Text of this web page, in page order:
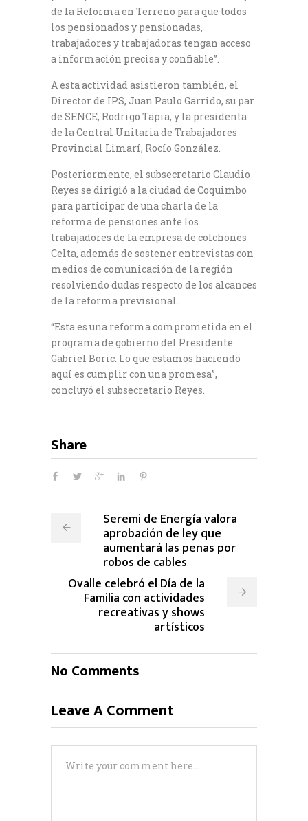
de la Reforma en Terreno para que todos
los pensionados y pensionadas,
trabajadores y trabajadoras tengan acceso
a información precisa y confiable”.
A esta actividad asistieron también, el
Director de IPS, Juan Paulo Garrido, su par
de SENCE, Rodrigo Tapia, y la presidenta
de la Central Unitaria de Trabajadores
Provincial Limarí, Rocío González.
Posteriormente, el subsecretario Claudio
Reyes se dirigió a la ciudad de Coquimbo
para participar de una charla de la
reforma de pensiones ante los
trabajadores de la empresa de colchones
Celta, además de sostener entrevistas con
medios de comunicación de la región
resolviendo dudas respecto de los alcances
de la reforma previsional.
“Esta es una reforma comprometida en el
programa de gobierno del Presidente
Gabriel Boric. Lo que estamos haciendo
aquí es cumplir con una promesa”,
concluyó el subsecretario Reyes.
Share
Seremi de Energía valora
aprobación de ley que
aumentará las penas por
robos de cables
Ovalle celebró el Día de la
Familia con actividades
recreativas y shows
artísticos
No Comments
Leave A Comment